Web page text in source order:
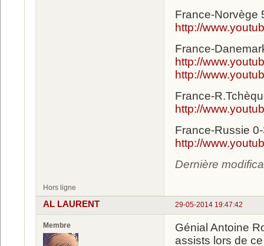
France-Norvège
http://
France-
http://
http://
France-
http://
France-Russie
http://
Dernière
Hors ligne
29-05-2014 19:47:42
AL LAURENT
Membre
Génial Antoine
assists lors de